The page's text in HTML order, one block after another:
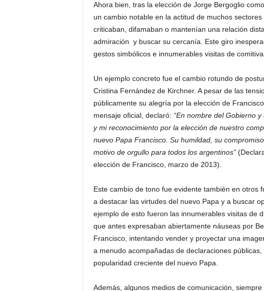
Ahora bien, tras la elección de Jorge Bergoglio
un cambio notable en la actitud de muchos
criticaban, difamaban o mantenían una relación
admiración y buscar su cercanía. Este giro
gestos simbólicos e innumerables visitas de
Un ejemplo concreto fue el cambio rotundo de
Cristina Fernández de Kirchner. A pesar de las
públicamente su alegría por la elección de
mensaje oficial, declaró: “En nombre del Gobierno
y mi reconocimiento por la elección de nuestro
nuevo Papa Francisco. Su humildad, su
motivo de orgullo para todos los argentinos”
elección de Francisco, marzo de 2013).
Este cambio de tono fue evidente también en otros
a destacar las virtudes del nuevo Papa y a buscar
ejemplo de esto fueron las innumerables visitas de
que antes expresaban abiertamente náuseas por
Francisco, intentando vender y proyectar una
a menudo acompañadas de declaraciones
popularidad creciente del nuevo Papa.
Además, algunos medios de comunicación,